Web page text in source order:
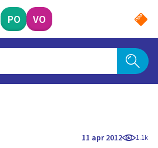
PO VO
11 apr 2012 1.1k